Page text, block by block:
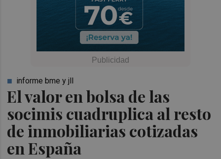
El valor en bolsa de las
socimis cuadruplica al resto
de inmobiliarias cotizadas
en España
informe bme y jll